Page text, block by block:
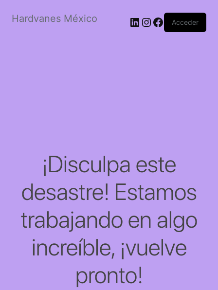
Hardvanes México LinkedIn
Instagram
Facebook
Acceder
¡Disculpa este
desastre! Estamos
trabajando en algo
increíble, ¡vuelve
pronto!